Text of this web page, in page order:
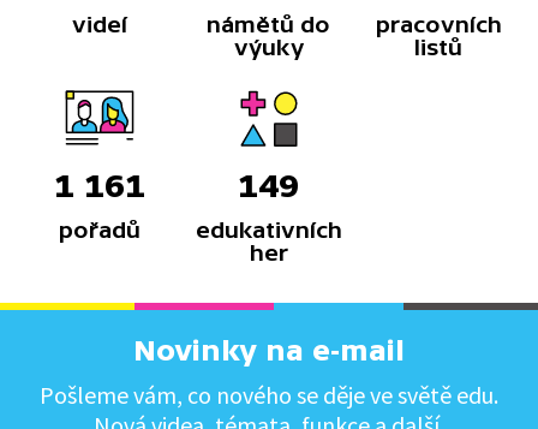
videí
námětů do
výuky
pracovních
listů
1 161
pořadů
149
edukativních
her
Novinky na e-mail
Pošleme vám, co nového se děje ve světě edu.